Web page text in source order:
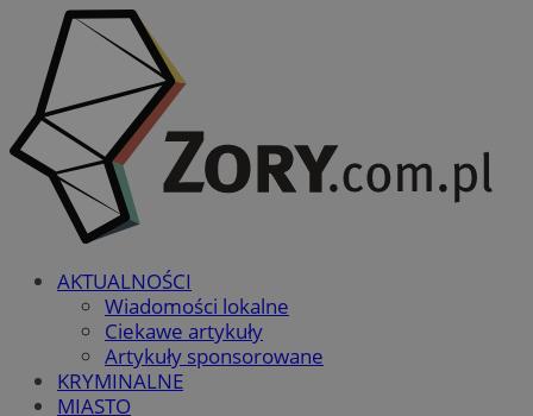
AKTUALNOŚCI
Wiadomości lokalne
Ciekawe artykuły
Artykuły sponsorowane
KRYMINALNE
MIASTO